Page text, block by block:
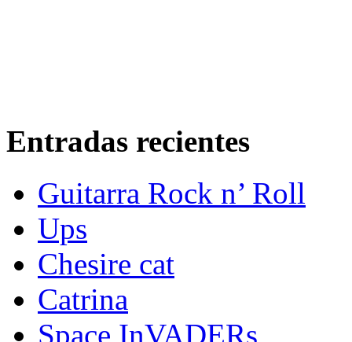
Entradas recientes
Guitarra Rock n’ Roll
Ups
Chesire cat
Catrina
Space InVADERs